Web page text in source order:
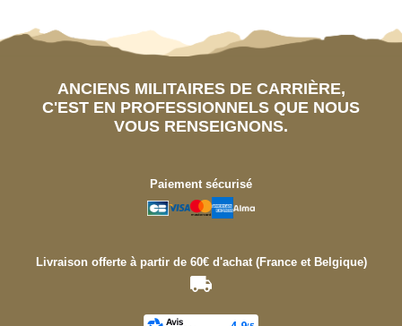
ANCIENS MILITAIRES DE CARRIÈRE,
C'EST EN PROFESSIONNELS QUE NOUS
VOUS RENSEIGNONS.
Paiement sécurisé
Livraison offerte à partir de 60€ d'achat (France et Belgique)